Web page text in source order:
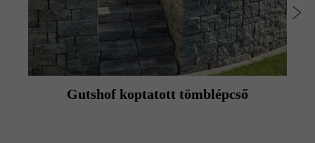
Gutshof koptatott tömblépcső